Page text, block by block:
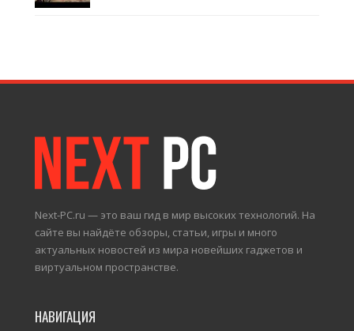
Next-PC.ru — это ваш гид в мир высоких технологий. На
сайте вы найдёте обзоры, статьи, игры и много
актуальных новостей из мира новейших гаджетов и
виртуальном пространстве.
НАВИГАЦИЯ